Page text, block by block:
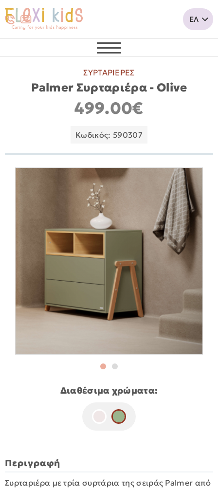
ΣΥΡΤΑΡΙΕΡΕΣ
Palmer Συρταριέρα - Olive
499.00€
Κωδικός: 590307
Διαθέσιμα χρώματα:
Περιγραφή
Συρταριέρα με τρία συρτάρια της σειράς Palmer από